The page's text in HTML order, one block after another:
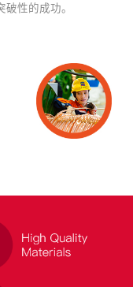
性的成功。